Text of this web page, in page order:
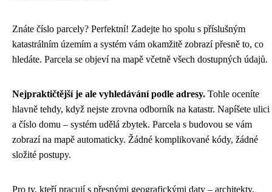
Znáte číslo parcely? Perfektní! Zadejte ho spolu s příslušným
katastrálním územím a systém vám okamžitě zobrazí přesně to, co
hledáte. Parcela se objeví na mapě včetně všech dostupných údajů.
Nejpraktičtější je ale vyhledávání podle adresy. Tohle oceníte
hlavně tehdy, když nejste zrovna odborník na katastr. Napíšete ulici
a číslo domu – systém udělá zbytek. Parcela s budovou se vám
zobrazí na mapě automaticky. Žádné komplikované kódy, žádné
složité postupy.
Pro ty, kteří pracují s přesnými geografickými daty – architekty,